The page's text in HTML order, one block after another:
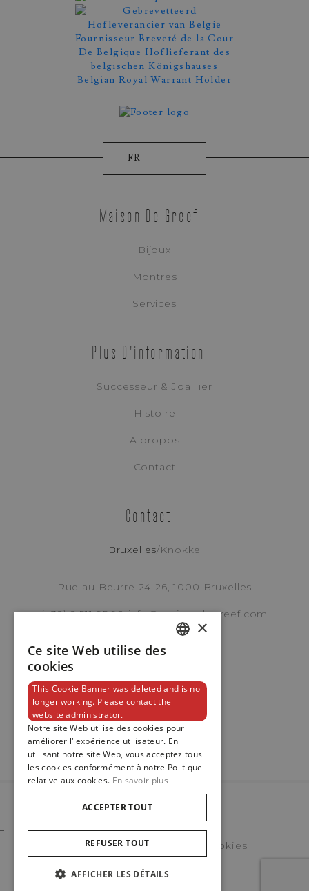
Prise De Rendez-Vous
TÉLÉPHONE
J’accepte Que Maison De Greef Traite Mes Données Personnelles
FR
Maison De Greef
Bijoux
Montres
Services
Plus D'information
Successeur & Joaillier
Histoire
A propos
Contact
Contact
Bruxelles/Knokke
Rue au Beurre 24-26, 1000 Bruxelles
(+32) 2 511 95 98 info@maisondegreef.com
Newsletter
© 2023
Maison De Greef
Politique En Matière De Cookies
Politique Vie Privee
×
Ce site Web utilise des
cookies
This Cookie Banner was deleted and is no
longer working. Please contact the
website administrator.
Notre site Web utilise des cookies pour
améliorer l"expérience utilisateur. En
utilisant notre site Web, vous acceptez tous
les cookies conformément à notre Politique
relative aux cookies. En savoir plus
ACCEPTER TOUT
REFUSER TOUT
AFFICHER LES DÉTAILS